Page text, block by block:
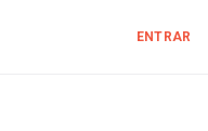
ENTRAR